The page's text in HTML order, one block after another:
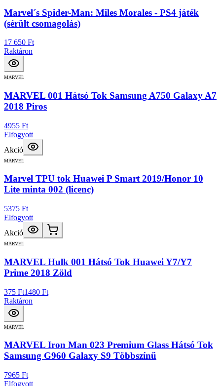
Marvel´s Spider-Man: Miles Morales - PS4 játék
(sérült csomagolás)
17 650 Ft
Raktáron
MARVEL
MARVEL 001 Hátsó Tok Samsung A750 Galaxy A7
2018 Piros
4955 Ft
Elfogyott
Akció
MARVEL
Marvel TPU tok Huawei P Smart 2019/Honor 10
Lite minta 002 (licenc)
5375 Ft
Elfogyott
Akció
MARVEL
MARVEL Hulk 001 Hátsó Tok Huawei Y7/Y7
Prime 2018 Zöld
375 Ft1480 Ft
Raktáron
MARVEL
MARVEL Iron Man 023 Premium Glass Hátsó Tok
Samsung G960 Galaxy S9 Többszínű
7965 Ft
Elfogyott